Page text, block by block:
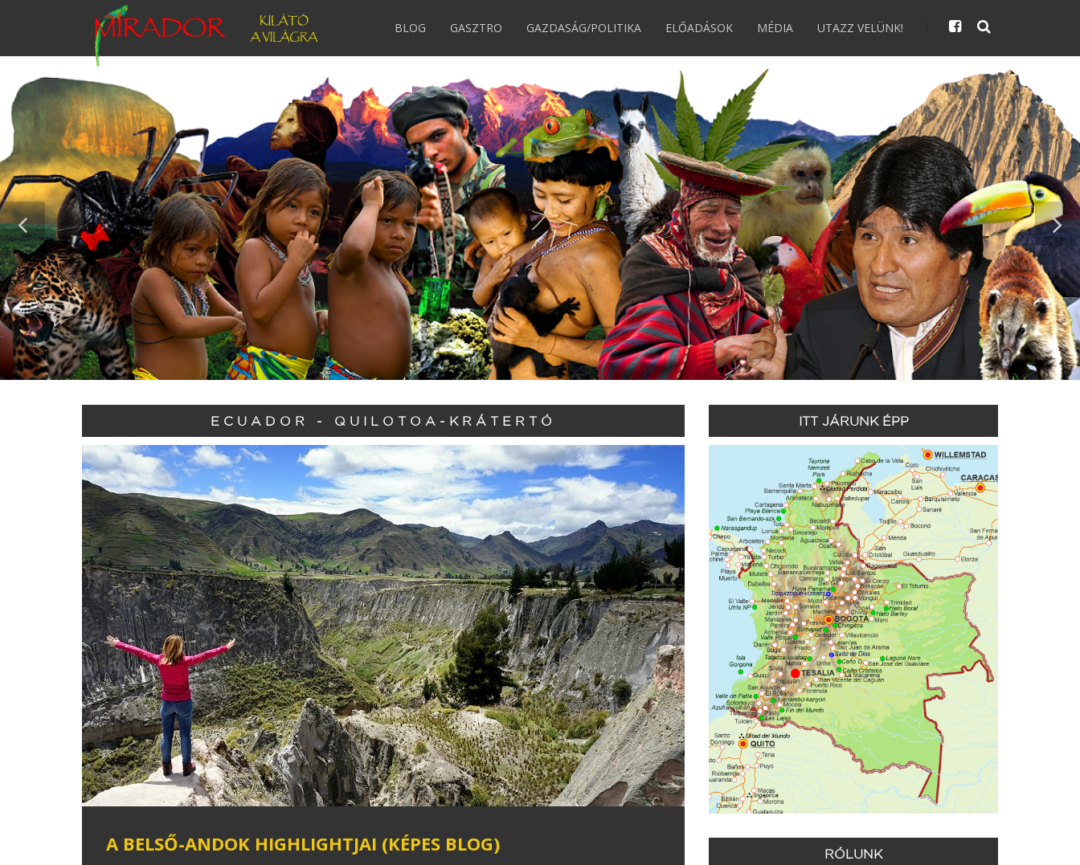
BLOG GASZTRO GAZDASÁG/POLITIKA ELŐADÁSOK MÉDIA UTAZZ VELÜNK!
ECUADOR - QUILOTOA-KRÁTERTÓ
A BELSŐ-ANDOK HIGHLIGHTJAI (KÉPES BLOG)
ITT JÁRUNK ÉPP
RÓLUNK